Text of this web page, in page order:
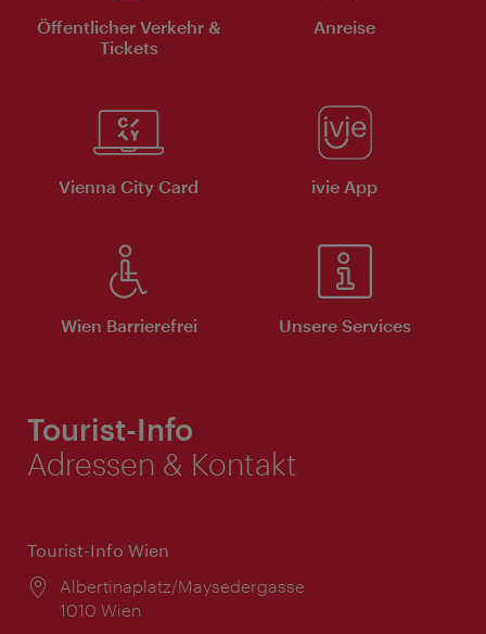
Öffentlicher Verkehr &
Tickets
Anreise
Vienna City Card ivie App
Wien Barrierefrei Unsere Services
Tourist-Info
Adressen & Kontakt
Tourist-Info Wien
Ort:
Albertinaplatz/Maysedergasse
1010 Wien